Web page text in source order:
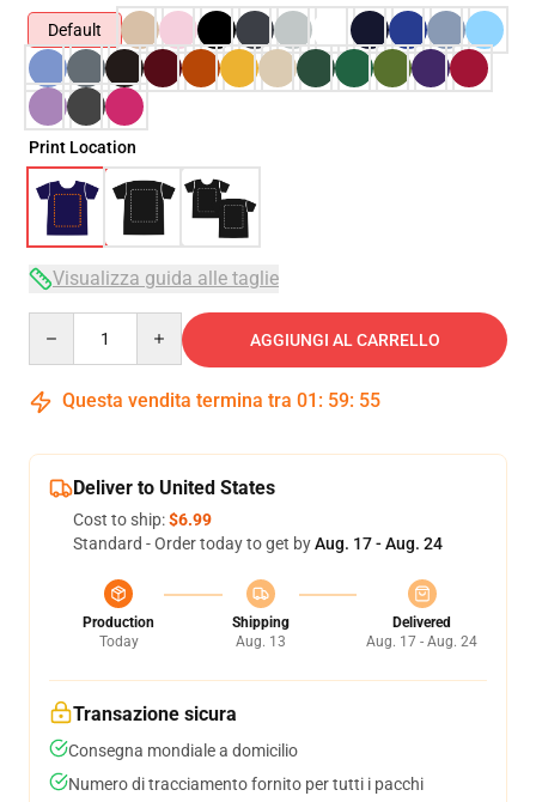
Default
Print Location
Visualizza guida alle taglie
AGGIUNGI AL CARRELLO
Questa vendita termina tra 01 : 59: 54
Deliver to United States
Cost to ship:$6.99
Standard - Order today to get byAug. 17 - Aug. 24
Production
Today
Shipping
Aug. 13
Delivered
Aug. 17 - Aug. 24
Transazione sicura
Consegna mondiale a domicilio
Numero di tracciamento fornito per tutti i pacchi